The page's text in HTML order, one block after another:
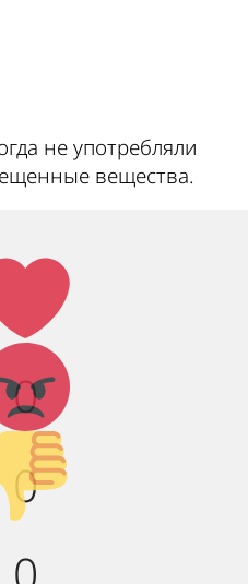
не употребляли
вещества.
0
0